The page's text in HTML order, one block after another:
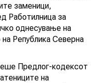
заменици,
Работилница за
однесување на
Република Северна
Предлог-кодексот
на